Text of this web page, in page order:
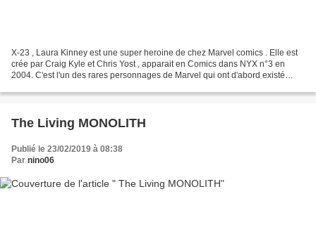
X-23 , Laura Kinney est une super heroine de chez Marvel comics . Elle est
crée par Craig Kyle et Chris Yost , apparait en Comics dans NYX n°3 en
2004. C'est l'un des rares personnages de Marvel qui ont d'abord existé
The Living MONOLITH
Publié le 23/02/2019 à 08:38
Par nino06